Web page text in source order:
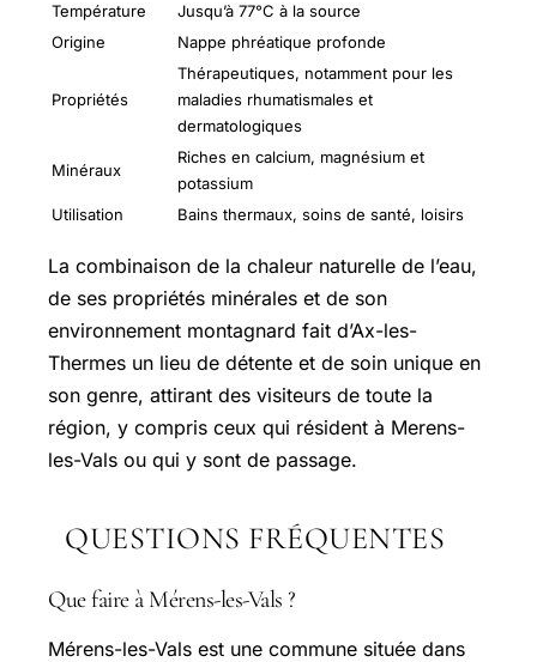
Température
Jusqu’à 77°C à la source
Origine
Nappe phréatique profonde
Propriétés
Thérapeutiques, notamment pour les
maladies rhumatismales et
dermatologiques
Minéraux
Riches en calcium, magnésium et
potassium
Utilisation
Bains thermaux, soins de santé, loisirs
La combinaison de la chaleur naturelle de l’eau,
de ses propriétés minérales et de son
environnement montagnard fait d’Ax-les-
Thermes un lieu de détente et de soin unique en
son genre, attirant des visiteurs de toute la
région, y compris ceux qui résident à Merens-
les-Vals ou qui y sont de passage.
QUESTIONS FRÉQUENTES
Que faire à Mérens-les-Vals ?
Mérens-les-Vals est une commune située dans